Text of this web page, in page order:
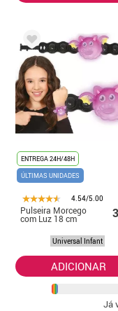
ENTREGA 24H/48H
ÚLTIMAS UNIDADES
4.54/5.00
Pulseira Morcego
com Luz 18 cm
Universal Infant
ADICIONAR
Já